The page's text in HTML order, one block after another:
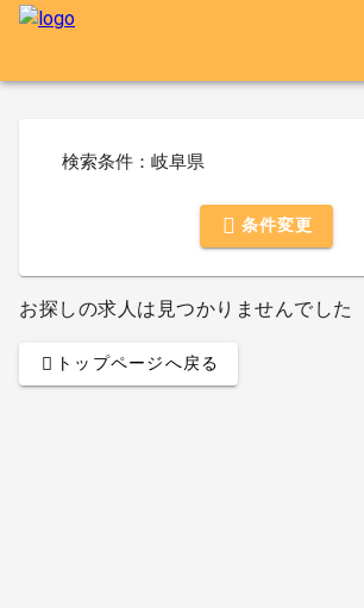
検索条件：岐阜県
条件変更
お探しの求人は見つかりませんでした
トップページへ戻る